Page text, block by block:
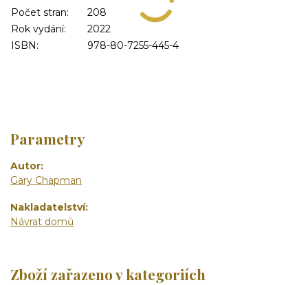
Počet stran:
208
Rok vydání:
2022
ISBN:
978-80-7255-445-4
Parametry
Autor
Gary Chapman
Nakladatelství
Návrat domů
Zboží zařazeno v kategoriích